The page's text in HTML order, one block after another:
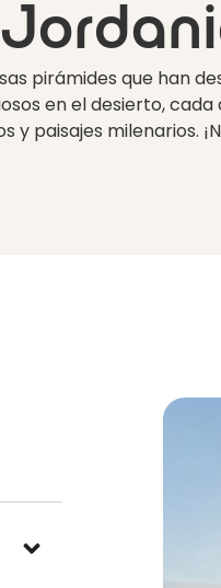
pirámides que han
en el desierto,
y paisajes milenarios.